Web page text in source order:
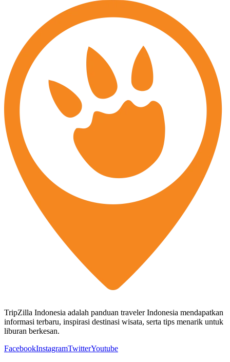
TripZilla Indonesia adalah panduan traveler Indonesia mendapatkan
informasi terbaru, inspirasi destinasi wisata, serta tips menarik untuk
liburan berkesan.
FacebookInstagramTwitterYoutube